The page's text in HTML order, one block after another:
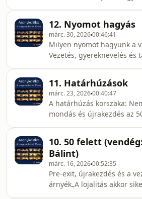
interjúalanyok életútját.
keresztül fókuszálunk a
történetekre. Különvál
akinek a "nyugdíj" szó
passzivitással és a halállal,
pedig alig várják, hogy
lantot, és kertészkedjenek
unokákkal foglalkozzanak,
hobby asztalosként űzzék
Aranykalitka legújabb
20 éve t
12. Nyomot hagyás
márc. 30, 202600:46:41
Milyen nyomot hagyunk a
Vezetés, gyereknevelés és
számára egyre égetőbbé
kérdés: vajon az életünket
éncentrikusan, kizárólag a
egzisztenciánkra fókuszálva
vagy képesek vagyunk
vállalni másokért és
hagyni a világban? Az
legújabb epizódjában arról
11. Határhúzások
márc. 23, 202600:40:47
A határhúzás korszaka:
mondás és újrakezdés az
és nem akarok
Elsősorban magamnak
bizonyítani, és ez már
Aranykalitka podcast
epizódjában folytatjuk az
10. 50 felett
Bálint)
márc. 16, 202600:52:35
Pre-exit, újrakezdés és a
árnyék„A lojalitás akkor